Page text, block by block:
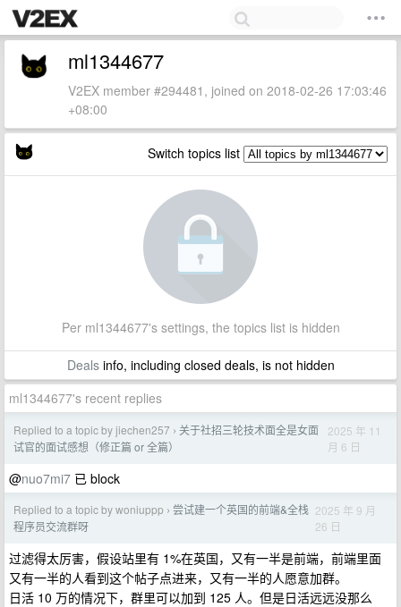
ml1344677
V2EX member #294481, joined on 2018-02-26 17:03:46
+08:00
Switch topics list
Per ml1344677's settings, the topics list is hidden
Dealsinfo, including closed deals, is not hidden
ml1344677's recent replies
Replied to a topic by jiechen257 › 关于社招三轮技术面全是女面
试官的面试感想（修正篇 or 全篇）
2025 年 11
月 6 日
@nuo7mi7 已 block
Replied to a topic by woniuppp › 尝试建一个英国的前端&全栈
程序员交流群呀
2025 年 9 月
26 日
过滤得太厉害，假设站里有 1%在英国，又有一半是前端，前端里面
又有一半的人看到这个帖子点进来，又有一半的人愿意加群。
日活 10 万的情况下，群里可以加到 125 人。但是日活远远没那么